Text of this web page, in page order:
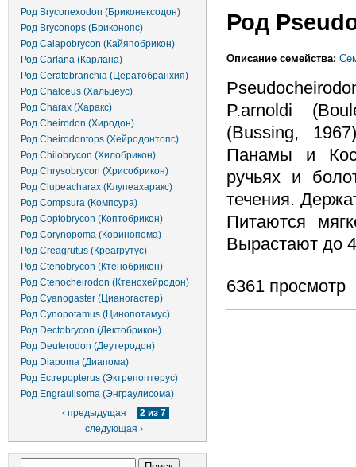
Род Bryconexodon (Бриконексодон)
Род Bryconops (Бриконопс)
Род Caiapobrycon (Кайяпобрикон)
Род Carlana (Карлана)
Род Ceratobranchia (Цератобранхия)
Род Chalceus (Хальцеус)
Род Charax (Харакс)
Род Cheirodon (Хиродон)
Род Cheirodontops (Хейродонтопс)
Род Chilobrycon (Хилобрикон)
Род Chrysobrycon (Хрисобрикон)
Род Clupeacharax (Клупеахаракс)
Род Compsura (Компсура)
Род Coptobrycon (Коптобрикон)
Род Corynopoma (Коринопома)
Род Creagrutus (Креагрутус)
Род Ctenobrycon (Ктенобрикон)
Род Ctenocheirodon (Ктенохейродон)
Род Cyanogaster (Цианогастер)
Род Cynopotamus (Цинопотамус)
Род Dectobrycon (Дектобрикон)
Род Deuterodon (Деутеродон)
Род Diapoma (Диапома)
Род Ectrepopterus (Эктрепоптерус)
Род Engraulisoma (Энграулисома)
‹ предыдущая
2 из 7
следующая ›
Род
Описание семейства:
P.arnoldi
(Bussing,
Панамы и
ручьях и
течения.
Питаются
Вырастают до
6361 просмотр